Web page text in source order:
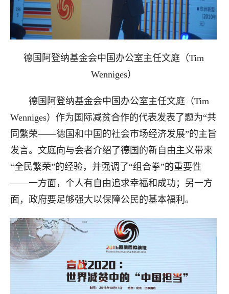
德国阿登纳基金会中国办公室主任文庭（Tim
Wenniges）
德国阿登纳基金会中国办公室主任文庭（Tim
Wenniges）作为国际减贫合作的代表发表了题为“共
同繁荣——德国和中国的社会市场经济发展”的主旨
发言。文庭向与会者介绍了德国的新自由主义带来
“全民繁荣”的经验，并强调了“组合拳”的重要性
——一方面，个人有自由追求幸福和成功；另一方
面，政府要足够强大以保障公民的基本福利。